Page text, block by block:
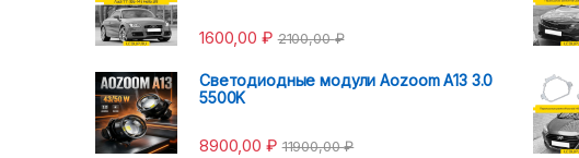
1600,00 ₽ 2100,00₽
Светодиодные модули Aozoom A13 3.0
5500K
8900,00 ₽ 11900,00₽